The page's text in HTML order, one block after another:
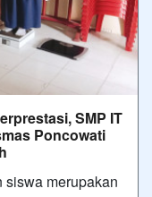
SMP IT
Poncowati
merupakan